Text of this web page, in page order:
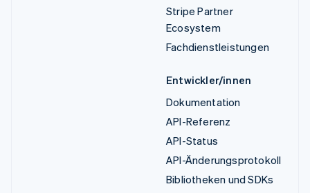
Stripe Partner
Ecosystem
Fachdienstleistungen
Entwickler/innen
Dokumentation
API-Referenz
API-Status
API-Änderungsprotokoll
Bibliotheken und SDKs